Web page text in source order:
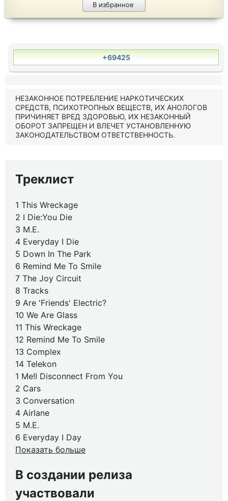
В избранное
+69425
НЕЗАКОННОЕ ПОТРЕБЛЕНИЕ НАРКОТИЧЕСКИХ
СРЕДСТВ, ПСИХОТРОПНЫХ ВЕЩЕСТВ, ИХ АНОЛОГОВ
ПРИЧИНЯЕТ ВРЕД ЗДОРОВЬЮ, ИХ НЕЗАКОННЫЙ
ОБОРОТ ЗАПРЕЩЕН И ВЛЕЧЕТ УСТАНОВЛЕННУЮ
ЗАКОНОДАТЕЛЬСТВОМ ОТВЕТСТВЕННОСТЬ.
Треклист
1 This Wreckage
2 I Die:You Die
3 M.E.
4 Everyday I Die
5 Down In The Park
6 Remind Me To Smile
7 The Joy Circuit
8 Tracks
9 Are 'Friends' Electric?
10 We Are Glass
11 This Wreckage
12 Remind Me To Smile
13 Complex
14 Telekon
1 Me!I Disconnect From You
2 Cars
3 Conversation
4 Airlane
5 M.E.
6 Everyday I Day
Показать больше
В создании релиза
участвовали